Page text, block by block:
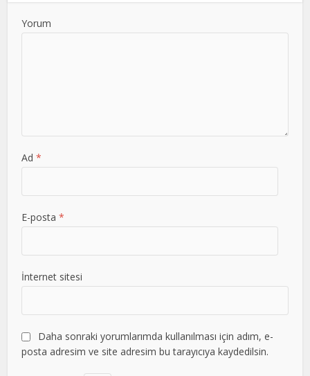
Yorum
Ad*
E-posta*
İnternet sitesi
Daha sonraki yorumlarımda kullanılması için adım, e-
posta adresim ve site adresim bu tarayıcıya kaydedilsin.